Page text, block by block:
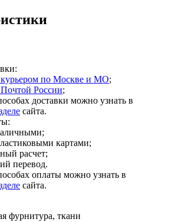
курьером по Москве и МО;
Почтой России;
доставки можно узнать в
сайта.
картами;
расчет;
перевод.
оплаты можно узнать в
сайта.
фурнитура, ткани